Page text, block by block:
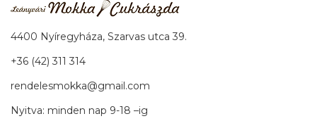
4400 Nyíregyháza, Szarvas utca 39.
+36 (42) 311 314
rendelesmokka@gmail.com
Nyitva: minden nap 9-18 –ig